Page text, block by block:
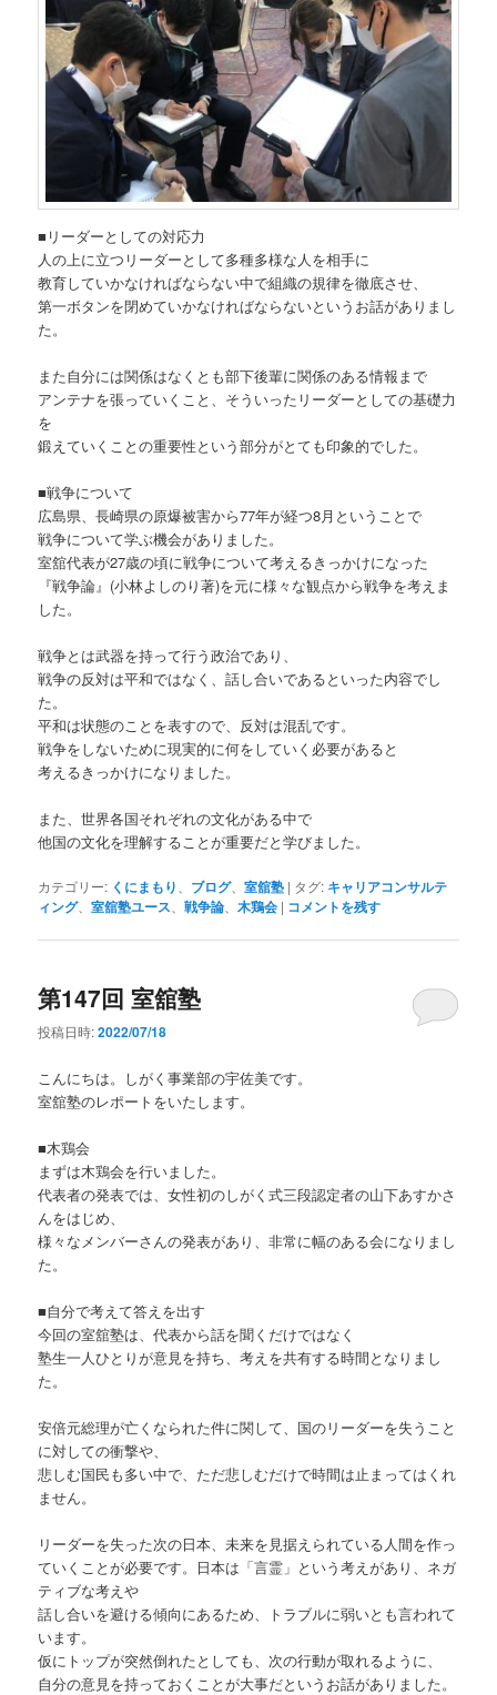
■リーダーとしての対応力
人の上に立つリーダーとして多種多様な人を相手に
教育していかなければならない中で組織の規律を徹底させ、
第一ボタンを閉めていかなければならないというお話がありまし
た。
また自分には関係はなくとも部下後輩に関係のある情報まで
アンテナを張っていくこと、そういったリーダーとしての基礎力
を
鍛えていくことの重要性という部分がとても印象的でした。
■戦争について
広島県、長崎県の原爆被害から77年が経つ8月ということで
戦争について学ぶ機会がありました。
室舘代表が27歳の頃に戦争について考えるきっかけになった
『戦争論』(小林よしのり著)を元に様々な観点から戦争を考えま
した。
戦争とは武器を持って行う政治であり、
戦争の反対は平和ではなく、話し合いであるといった内容でし
た。
平和は状態のことを表すので、反対は混乱です。
戦争をしないために現実的に何をしていく必要があると
考えるきっかけになりました。
また、世界各国それぞれの文化がある中で
他国の文化を理解することが重要だと学びました。
カテゴリー: くにまもり ブログ、室舘塾 | タグ: キャリアコンサルテ
ィング、室舘塾ユース 、戦争論 、木鶏会 | コメントを残す
第147回 室舘塾
投稿日時:2022/07/18
こんにちは。しがく事業部の宇佐美です。
室舘塾のレポートをいたします。
■木鶏会
まずは木鶏会を行いました。
代表者の発表では、女性初のしがく式三段認定者の山下あすかさ
んをはじめ、
様々なメンバーさんの発表があり、非常に幅のある会になりまし
た。
■自分で考えて答えを出す
今回の室舘塾は、代表から話を聞くだけではなく
塾生一人ひとりが意見を持ち、考えを共有する時間となりまし
た。
安倍元総理が亡くなられた件に関して、国のリーダーを失うこと
に対しての衝撃や、
悲しむ国民も多い中で、ただ悲しむだけで時間は止まってはくれ
ません。
リーダーを失った次の日本、未来を見据えられている人間を作っ
ていくことが必要です。日本は「言霊」という考えがあり、ネガ
ティブな考えや
話し合いを避ける傾向にあるため、トラブルに弱いとも言われて
います。
仮にトップが突然倒れたとしても、次の行動が取れるように、
自分の意見を持っておくことが大事だというお話がありました。